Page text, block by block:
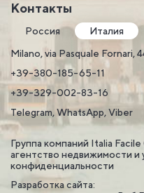
Контакты
Россия
Италия
Milano, via Pasquale Fornari,
+39-380-185-65-11
+39-329-002-83-16
Telegram, WhatsApp, Viber
Группа компаний Italia
агентство недвижимости и
конфиденциальности
Разработка сайта: